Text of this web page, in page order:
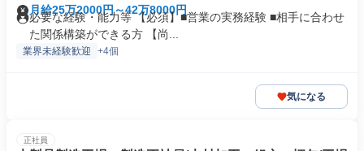
月給25万2000円～42万8000円
必要な経験・能力等 【必須】■営業の実務経験 ■相手に合わせ
た関係構築ができる方 【尚...
業界未経験歓迎 +4個
気になる
正社員